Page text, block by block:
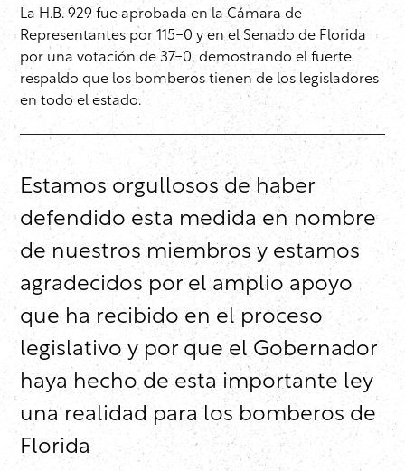
La H.B. 929 fue aprobada en la Cámara de
Representantes por 115-0 y en el Senado de Florida
por una votación de 37-0, demostrando el fuerte
respaldo que los bomberos tienen de los legisladores
en todo el estado.
Estamos orgullosos de haber
defendido esta medida en nombre
de nuestros miembros y estamos
agradecidos por el amplio apoyo
que ha recibido en el proceso
legislativo y por que el Gobernador
haya hecho de esta importante ley
una realidad para los bomberos de
Florida